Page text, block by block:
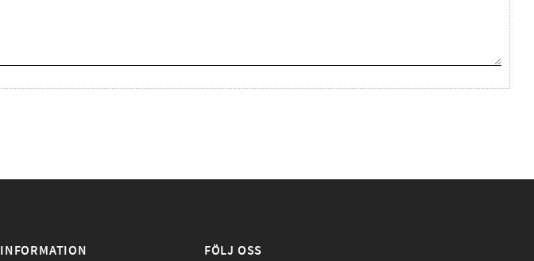
INFORMATION FÖLJ OSS